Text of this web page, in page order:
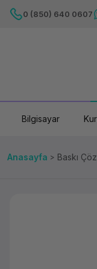
0 (850) 640 0607
Bilgisayar
Anasayfa Baskı